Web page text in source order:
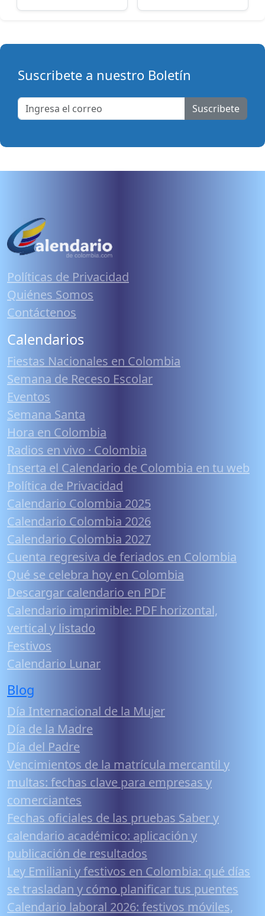
Suscribete a nuestro Boletín
Suscribete
Políticas de Privacidad
Quiénes Somos
Contáctenos
Calendarios
Fiestas Nacionales en Colombia
Semana de Receso Escolar
Eventos
Semana Santa
Hora en Colombia
Radios en vivo · Colombia
Inserta el Calendario de Colombia en tu web
Política de Privacidad
Calendario Colombia 2025
Calendario Colombia 2026
Calendario Colombia 2027
Cuenta regresiva de feriados en Colombia
Qué se celebra hoy en Colombia
Descargar calendario en PDF
Calendario imprimible: PDF horizontal,
vertical y listado
Festivos
Calendario Lunar
Blog
Día Internacional de la Mujer
Día de la Madre
Día del Padre
Vencimientos de la matrícula mercantil y
multas: fechas clave para empresas y
comerciantes
Fechas oficiales de las pruebas Saber y
calendario académico: aplicación y
publicación de resultados
Ley Emiliani y festivos en Colombia: qué días
se trasladan y cómo planificar tus puentes
Calendario laboral 2026: festivos móviles,